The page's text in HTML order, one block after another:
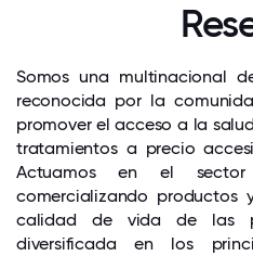
Somos una multinacional
reconocida por la
promover el acceso a la
tratamientos a precio
Actuamos en el
comercializando productos
calidad de vida de las
diversificada en los